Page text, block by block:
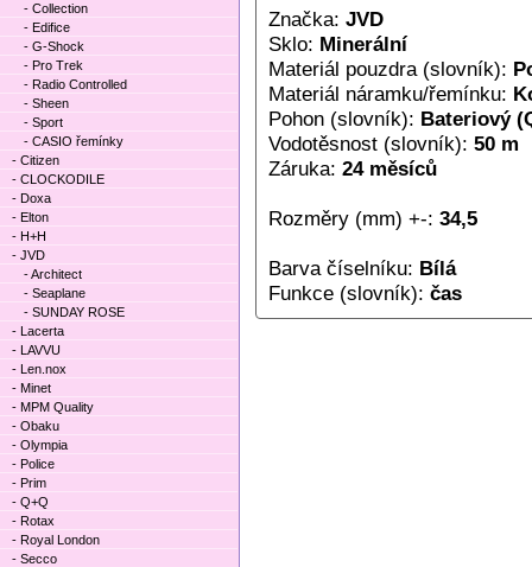
Značka: JVD
Sklo: Minerální
Materiál pouzdra (slovník):
Materiál náramku/řemínku:
Pohon (slovník): Bateriový
Vodotěsnost (slovník): 50 m
Záruka: 24 měsíců
Rozměry (mm) +-: 34,5
Barva číselníku: Bílá
Funkce (slovník): čas
- Collection
- Edifice
- G-Shock
- Pro Trek
- Radio Controlled
- Sheen
- Sport
- CASIO řemínky
- Citizen
- CLOCKODILE
- Doxa
- Elton
- H+H
- JVD
- Architect
- Seaplane
- SUNDAY ROSE
- Lacerta
- LAVVU
- Len.nox
- Minet
- MPM Quality
- Obaku
- Olympia
- Police
- Prim
- Q+Q
- Rotax
- Royal London
- Secco